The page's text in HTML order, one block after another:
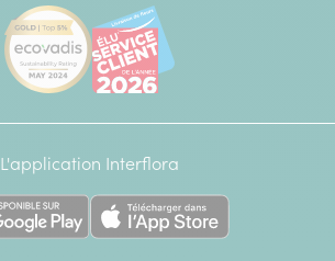
[Ecovadis Gold Badge - Top 5%
L'application Interflora